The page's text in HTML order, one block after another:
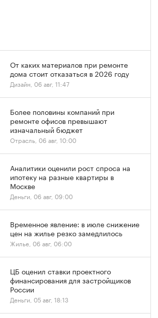
От каких материалов при ремонте
дома стоит отказаться в 2026 году
Дизайн, 06 авг, 11:47
Более половины компаний при
ремонте офисов превышают
изначальный бюджет
Отрасль, 06 авг, 10:00
Аналитики оценили рост спроса на
ипотеку на разные квартиры в
Москве
Деньги, 06 авг, 09:00
Временное явление: в июле снижение
цен на жилье резко замедлилось
Жилье, 06 авг, 06:00
ЦБ оценил ставки проектного
финансирования для застройщиков
России
Деньги, 05 авг, 18:13